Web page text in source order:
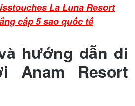
La Luna Resort
cấp 5 sao quốc tế
hướng dẫn di
Anam Resort